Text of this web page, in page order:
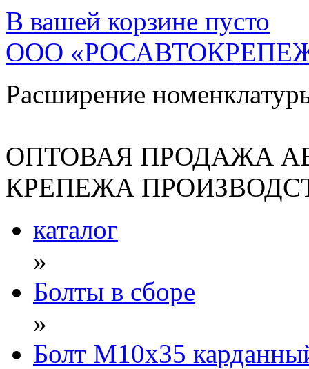
В вашей корзине пусто
ООО
Расширение
ОПТОВАЯ ПРОДАЖА
КРЕПЕЖА
каталог
»
Болты в сборе
»
Болт М10х35